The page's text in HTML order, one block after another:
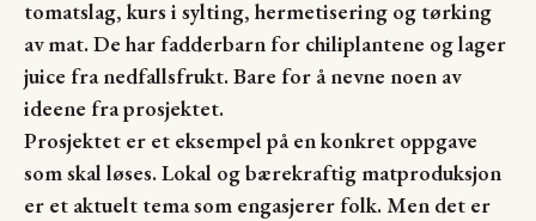
tomatslag, kurs i sylting, hermetisering og tørking
av mat. De har fadderbarn for chiliplantene og lager
juice fra nedfallsfrukt. Bare for å nevne noen av
ideene fra prosjektet.
Prosjektet er et eksempel på en konkret oppgave
som skal løses. Lokal og bærekraftig matproduksjon
er et aktuelt tema som engasjerer folk. Men det er